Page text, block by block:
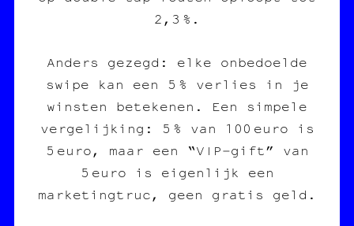
2,3 %.
Anders gezegd: elke onbedoelde
swipe kan een 5 % verlies in je
winsten betekenen. Een simpele
vergelijking: 5 % van 100 euro is
5 euro, maar een “VIP‑gift” van
5 euro is eigenlijk een
marketingtruc, geen gratis geld.